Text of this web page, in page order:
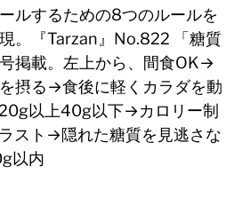
ルするための8つのルールを
。『Tarzan』No.822 「糖質
掲載。左上から、間食OK→
摂る→食後に軽くカラダを動
以上40g以下→カロリー制
スト→隠れた糖質を見逃さな
以内